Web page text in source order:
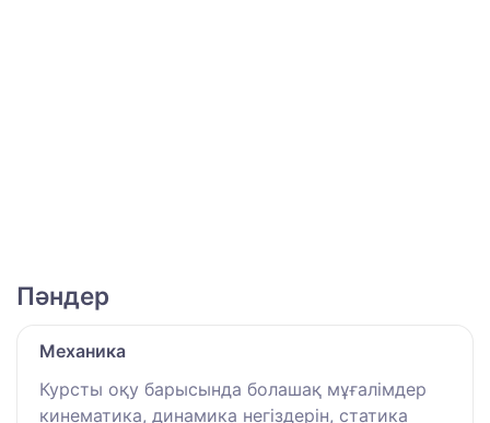
Пәндер
Механика
Курсты оқу барысында болашақ мұғалімдер
кинематика, динамика негіздерін, статика